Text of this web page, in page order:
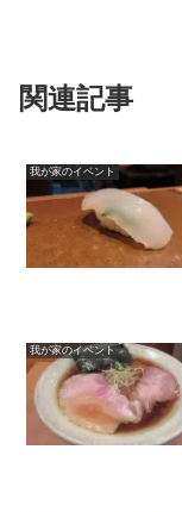
関連記事
我が家のイベント
我が家のイベント